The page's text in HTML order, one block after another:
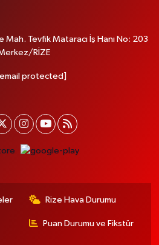
Tevfik Mataracı İş Hanı No: 203
RİZE
protected]
Rize Hava Durumu
Puan Durumu ve Fikstür